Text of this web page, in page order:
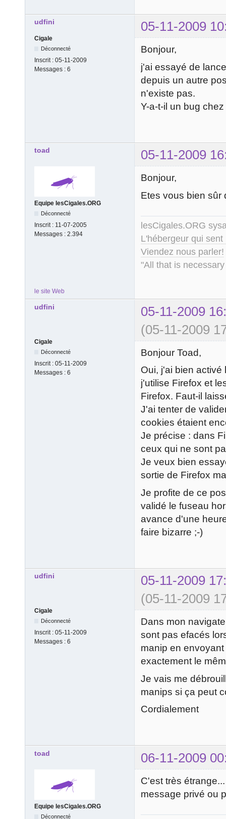
udfini 05-11-2009
Cigale
Déconnecté
Inscrit : 05-11-2009
Messages : 6
Bonjour,
j'ai essayé de
depuis un autre
n'existe pas.
Y-a-t-il un bug
toad 05-11-2009
Equipe lesCigales.ORG
Déconnecté
Inscrit : 11-07-2005
Messages : 2.394
Bonjour,
Etes vous bien sûr
lesCigales.ORG
L'hébergeur qui
Viendez nous parler!
"All that is
le site Web
udfini
05-11-2009
(05-11-2009
Cigale
Déconnecté
Inscrit : 05-11-2009
Messages : 6
Bonjour Toad,
Oui, j'ai bien
j'utilise Firefox et
Firefox. Faut-il
J'ai tenter de
cookies étaient
Je précise : dans
ceux qui ne sont
Je veux bien
sortie de Firefox
Je profite de ce
validé le fuseau
avance d'une
faire bizarre ;-)
udfini
05-11-2009
(05-11-2009
Cigale
Déconnecté
Inscrit : 05-11-2009
Messages : 6
Dans mon
sont pas efacés
manip en
exactement le
Je vais me
manips si ça peut
Cordialement
toad 06-11-2009
Equipe lesCigales.ORG
Déconnecté
C'est très
message privé ou